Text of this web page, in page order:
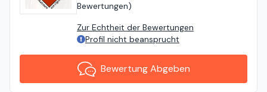
Bewertungen)
Zur Echtheit der Bewertungen
Profil nicht beansprucht
Bewertung Abgeben